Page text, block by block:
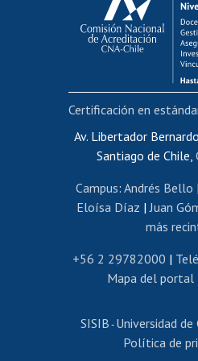
Postulación
Cursos internos
Bienestar del
Portal de
Certificado
Certificado de
Editar
Revalidación y
Postulación al Programa
Cursos de
Av. Libertador
Santiago de Chile,
Campus: Andrés Bello |
Eloísa Díaz |Juan
más
+56 2 29782000 |
Mapa del portal
SISIB - Universidad de
Política de
Certificación en